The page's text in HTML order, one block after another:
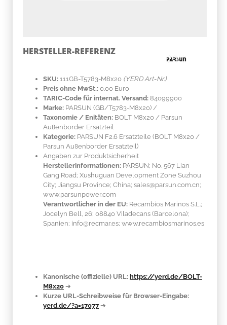
HERSTELLER-REFERENZ
SKU: 111GB-T5783-M8x20 (YERD Art-Nr.)
Preis ohne MwSt.: 0.00 Euro
TARIC-Code für internat. Versand: 84099900
Marke: PARSUN (GB/T5783-M8x20) /
Taxonomie / Enitäten: BOLT M8x20 / Parsun
Außenborder Ersatzteil
Kategorie: PARSUN F2.6 Ersatzteile (BOLT M8x20 /
Parsun Außenborder Ersatzteil)
Angaben zur Produktsicherheit
Herstellerinformationen: PARSUN; No. 567 Lian
Gang Road; Xushuguan Development Zone Suzhou
City; Jiangsu Province; China; sales@parsun.com.cn;
www.parsunpower.com
Verantwortlicher in der EU: Recambios Marinos S.L.;
Jocelyn Bell, 26; 08840 Viladecans (Barcelona);
Spanien; info@recmar.es; www.recambiosmarinos.es
Kanonische (offizielle) URL: https://yerd.de/BOLT-
M8x20 ➔
Kurze URL-Schreibweise für Browser-Eingabe:
yerd.de/?a=17077 ➔